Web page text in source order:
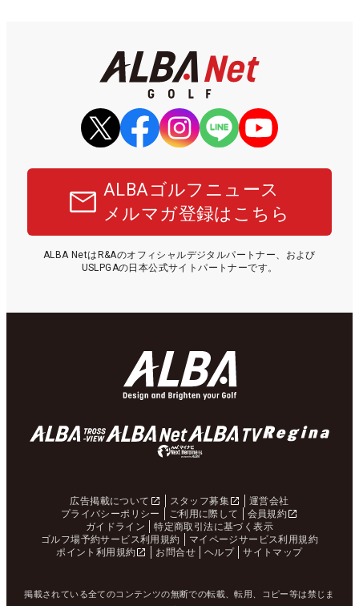
ALBAゴルフニュース
メルマガ登録はこちら
ALBA NetはR&Aのオフィシャルデジタルパートナー、および
USLPGAの日本公式サイトパートナーです。
広告掲載について スタッフ募集
運営会社
プライバシーポリシー
ご利用に際して
会員規約
ガイドライン
特定商取引法に基づく表示
ゴルフ場予約サービス利用規約
マイページサービス利用規約
ポイント利用規約
お問合せ ヘルプ サイトマップ
掲載されている全てのコンテンツの無断での転載、転用、コピー等は禁じま